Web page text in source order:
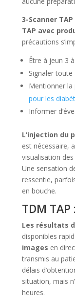
3-Scanner
TAP avec
précautions
Être à jeun 3
Signaler
Mentionner
pour les
Informer
L’injection du
est nécessaire,
visualisation
Une sensation
ressentie,
en bouche.
TDM
Les résultats
disponibles
images en
transmis au
délais
situation, mais
heures.